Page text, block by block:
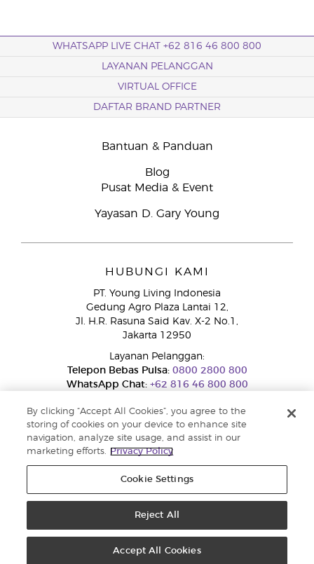
WHATSAPP LIVE CHAT +62 816 46 800 800
LAYANAN PELANGGAN
VIRTUAL OFFICE
DAFTAR BRAND PARTNER
Bantuan & Panduan
Blog
Pusat Media & Event
Yayasan D. Gary Young
HUBUNGI KAMI
PT. Young Living Indonesia
Gedung Agro Plaza Lantai 12,
Jl. H.R. Rasuna Said Kav. X-2 No.1,
Jakarta 12950
Layanan Pelanggan:
Telepon Bebas Pulsa:0800 2800 800
WhatsApp Chat:+62 816 46 800 800
Layanan Pengaduan Konsumen
Direktorat Jenderal Perlindungan Konsumen dan Tertib Niaga
Kementerian Perdagangan RI.
Nomor WhatsApp Ditjen PTKN 0853-1111-1010
By clicking “Accept All Cookies”, you agree to the
storing of cookies on your device to enhance site
navigation, analyze site usage, and assist in our
marketing efforts.
Privacy Policy
Cookie Settings
Reject All
Accept All Cookies